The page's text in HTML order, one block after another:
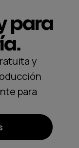
para
y
para